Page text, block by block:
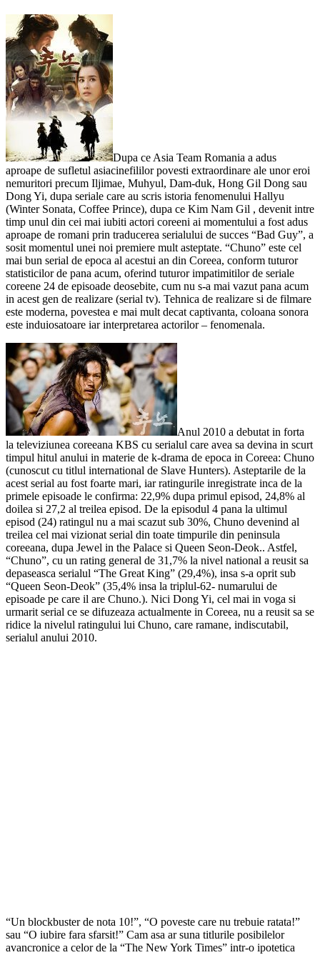
Dupa ce Asia Team Romania a adus
aproape de sufletul asiacinefililor povesti extraordinare ale unor eroi
nemuritori precum Iljimae, Muhyul, Dam-duk, Hong Gil Dong sau
Dong Yi, dupa seriale care au scris istoria fenomenului Hallyu
(Winter Sonata, Coffee Prince), dupa ce Kim Nam Gil , devenit intre
timp unul din cei mai iubiti actori coreeni ai momentului a fost adus
aproape de romani prin traducerea serialului de succes “Bad Guy”, a
sosit momentul unei noi premiere mult asteptate. “Chuno” este cel
mai bun serial de epoca al acestui an din Coreea, conform tuturor
statisticilor de pana acum, oferind tuturor impatimitilor de seriale
coreene 24 de episoade deosebite, cum nu s-a mai vazut pana acum
in acest gen de realizare (serial tv). Tehnica de realizare si de filmare
este moderna, povestea e mai mult decat captivanta, coloana sonora
este induiosatoare iar interpretarea actorilor – fenomenala.
Anul 2010 a debutat in forta
la televiziunea coreeana KBS cu serialul care avea sa devina in scurt
timpul hitul anului in materie de k-drama de epoca in Coreea: Chuno
(cunoscut cu titlul international de Slave Hunters). Asteptarile de la
acest serial au fost foarte mari, iar ratingurile inregistrate inca de la
primele episoade le confirma: 22,9% dupa primul episod, 24,8% al
doilea si 27,2 al treilea episod. De la episodul 4 pana la ultimul
episod (24) ratingul nu a mai scazut sub 30%, Chuno devenind al
treilea cel mai vizionat serial din toate timpurile din peninsula
coreeana, dupa Jewel in the Palace si Queen Seon-Deok.. Astfel,
“Chuno”, cu un rating general de 31,7% la nivel national a reusit sa
depaseasca serialul “The Great King” (29,4%), insa s-a oprit sub
“Queen Seon-Deok” (35,4% insa la triplul-62- numarului de
episoade pe care il are Chuno.). Nici Dong Yi, cel mai in voga si
urmarit serial ce se difuzeaza actualmente in Coreea, nu a reusit sa se
ridice la nivelul ratingului lui Chuno, care ramane, indiscutabil,
serialul anului 2010.
“Un blockbuster de nota 10!”, “O poveste care nu trebuie ratata!”
sau “O iubire fara sfarsit!” Cam asa ar suna titlurile posibilelor
avancronice a celor de la “The New York Times” intr-o ipotetica